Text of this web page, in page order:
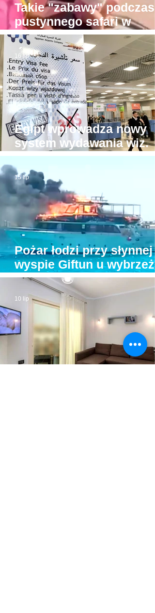
Takie "zabawy" podczas
pustynnego safari w
Hurghadzie. Co trzeba
mieć w głowie, żeby na to
pozwolić?!
Egipt wprowadza nowy
system wydawania wiz.
Będzie drożej!
16 lip
Pożar łodzi przy słynnej
wyspie Giftun u wybrzeży
Hurghady. Na pokładzie
było kilkunastu turystów
15 lip
10 lip